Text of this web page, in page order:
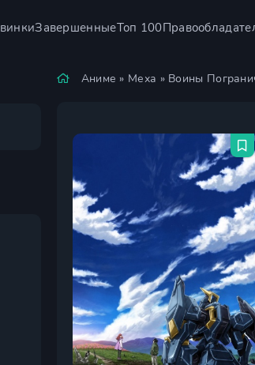
ЗавершенныеТоп 100
Аниме » Меха » Воины